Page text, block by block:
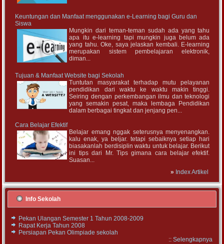
Keuntungan dan Manfaat menggunakan e-Learning bagi Guru dan
Siswa
Mungkin dari teman-teman sudah ada yang tahu
apa itu e-learning tapi mungkin juga belum ada
yang tahu. Oke, saya jelaskan kembali. E-learning
merupakan sistem pembelajaran elektronik,
diman...
Tujuan & Manfaat Website bagi Sekolah
Tuntutan masyarakat terhadap mutu pelayanan
pendidikan dari waktu ke waktu makin tinggi.
Seiring dengan perkembangan ilmu dan teknologi
yang semakin pesat, maka lembaga Pendidikan
dalam berbagai tingkat dan jenjang pen...
Cara Belajar Efektif
Belajar emang nggak seterusnya menyenangkan.
kalu enak, ya beljar. tetapi sebaiknya setiap hari
biasakanlah berdisiplin waktu untuk belajar. Berikut
ini tips dari Mr. Tips gimana cara belajar efektif.
Suasan...
» Index Artikel
Info Sekolah
Pekan Ulangan Semester 1 Tahun 2008-2009
Rapat Kerja Tahun 2008
Persiapan Pekan Olimpiade sekolah
:: Selengkapnya